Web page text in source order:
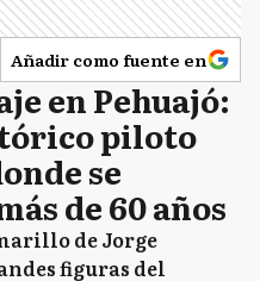
Añadir como fuente en
en Pehuajó:
piloto
se
de 60 años
de Jorge
figuras del